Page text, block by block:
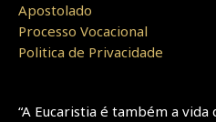
Apostolado
Processo Vocacional
Politica de Privacidade
“A Eucaristia é também a vida